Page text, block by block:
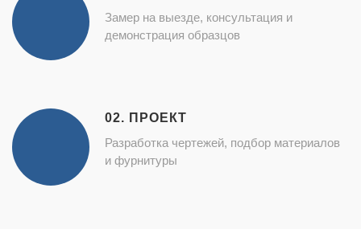
Замер на выезде, консультация и
демонстрация образцов
02. ПРОЕКТ
Разработка чертежей, подбор материалов
и фурнитуры